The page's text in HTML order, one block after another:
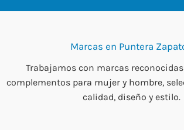
Marcas en Puntera
Trabajamos con marcas
complementos para mujer y hombre,
calidad, diseño y estilo.